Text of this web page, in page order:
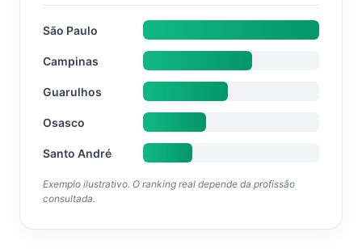
São Paulo
Campinas
Guarulhos
Osasco
Santo André
Exemplo ilustrativo. O ranking real depende da profissão
consultada.